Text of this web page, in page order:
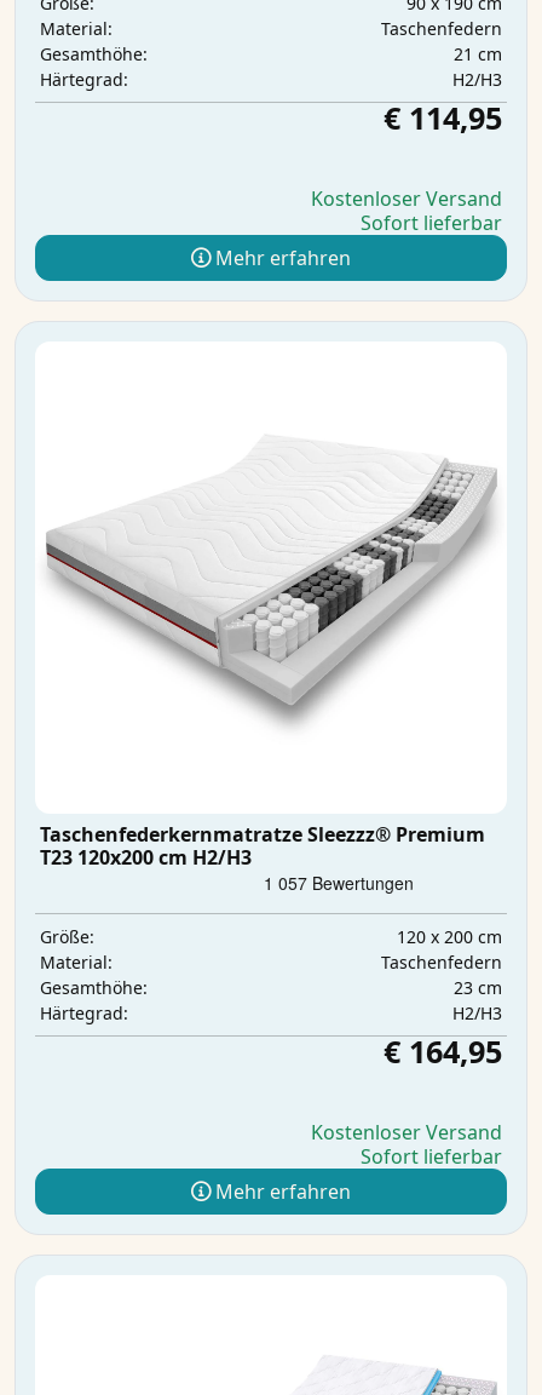
Material:
Taschenfedern
Gesamthöhe:
21 cm
Härtegrad:
H2/H3
€ 114,95
Kostenloser Versand
Sofort lieferbar
Mehr erfahren
Taschenfederkernmatratze Sleezzz® Premium
T23 120x200 cm H2/H3
Größe:
120 x 200 cm
Material:
Taschenfedern
Gesamthöhe:
23 cm
Härtegrad:
H2/H3
€ 164,95
Kostenloser Versand
Sofort lieferbar
Mehr erfahren